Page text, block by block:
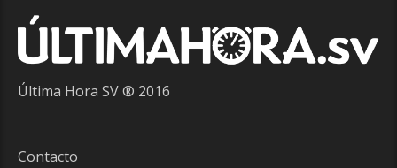
Última Hora SV ® 2016
Contacto